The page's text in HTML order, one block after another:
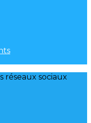
réseaux sociaux